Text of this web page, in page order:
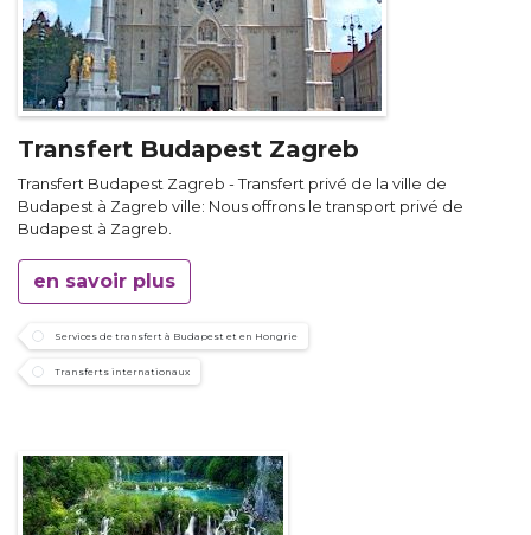
Transfert Budapest Zagreb
Transfert Budapest Zagreb - Transfert privé de la ville de
Budapest à Zagreb ville: Nous offrons le transport privé de
Budapest à Zagreb.
en savoir plus
Services de transfert à Budapest et en Hongrie
Transferts internationaux